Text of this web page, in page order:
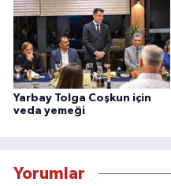
Yarbay Tolga Coşkun için
veda yemeği
Yorumlar